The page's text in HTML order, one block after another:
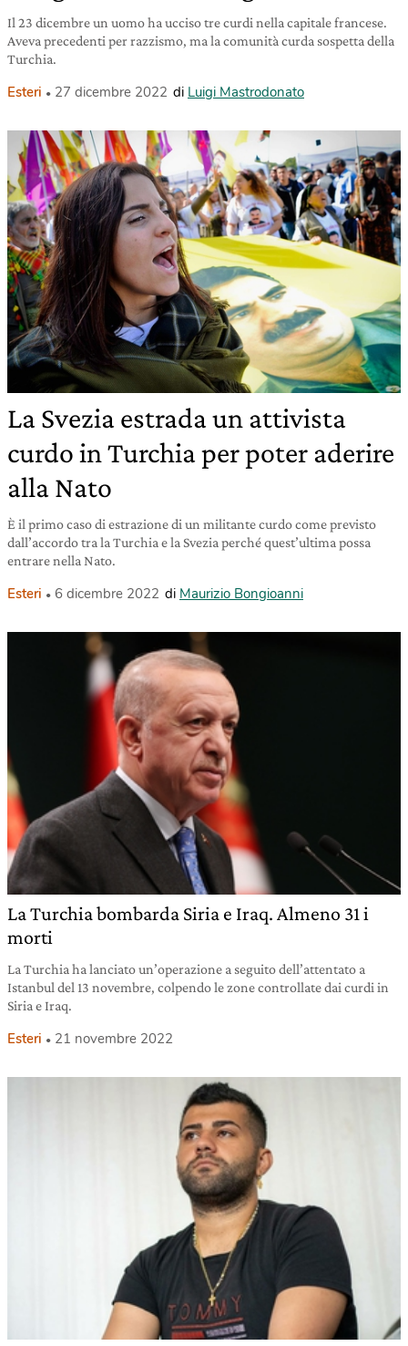
Il 23 dicembre un uomo ha ucciso tre curdi nella capitale francese.
Aveva precedenti per razzismo, ma la comunità curda sospetta della
Turchia.
Esteri 27 dicembre 2022 di Luigi Mastrodonato
La Svezia estrada un attivista
curdo in Turchia per poter aderire
alla Nato
È il primo caso di estrazione di un militante curdo come previsto
dall’accordo tra la Turchia e la Svezia perché quest’ultima possa
entrare nella Nato.
Esteri 6 dicembre 2022 di Maurizio Bongioanni
La Turchia bombarda Siria e Iraq. Almeno 31 i
morti
La Turchia ha lanciato un’operazione a seguito dell’attentato a
Istanbul del 13 novembre, colpendo le zone controllate dai curdi in
Siria e Iraq.
Esteri 21 novembre 2022